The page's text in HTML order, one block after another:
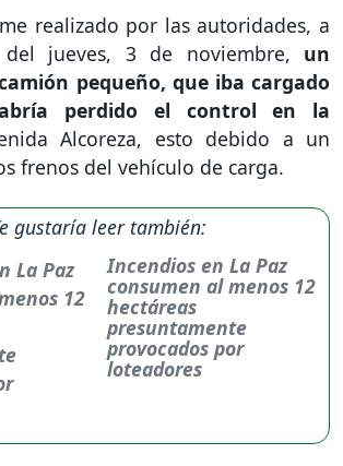
realizado por las autoridades, a
jueves, 3 de noviembre, un
pequeño, que iba cargado
perdido el control en la
Alcoreza, esto debido a un
frenos del vehículo de carga.
gustaría leer también:
Incendios en La Paz
consumen al menos 12
hectáreas
presuntamente
provocados por
loteadores